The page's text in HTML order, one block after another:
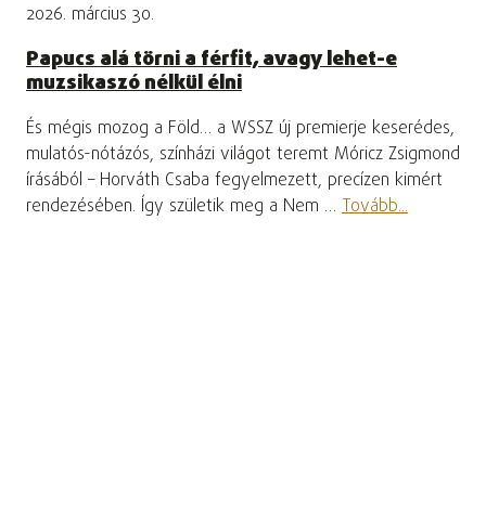
2026. március 30.
Papucs alá törni a férfit, avagy lehet-e
muzsikaszó nélkül élni
És mégis mozog a Föld… a WSSZ új premierje keserédes,
mulatós-nótázós, színházi világot teremt Móricz Zsigmond
írásából – Horváth Csaba fegyelmezett, precízen kimért
rendezésében. Így születik meg a Nem … Tovább...